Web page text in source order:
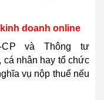
doanh online
CP và Thông tư
cá nhân hay tổ chức
vụ nộp thuế nếu